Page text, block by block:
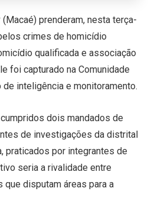
prenderam, nesta terça-
crimes de homicídio
qualificada e associação
foi capturado na Comunidade
de inteligência e monitoramento.
dois mandados de
de investigações da distrital
praticados por integrantes de
seria a rivalidade entre
disputam áreas para a